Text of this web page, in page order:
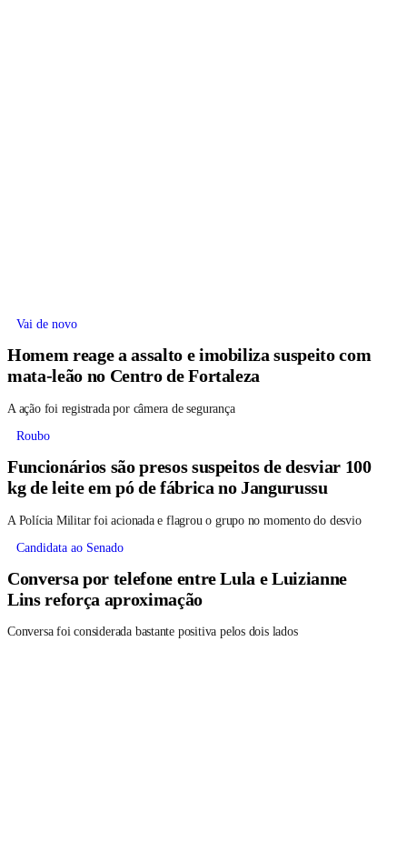
Vai de novo
Homem reage a assalto e imobiliza suspeito com
mata-leão no Centro de Fortaleza
A ação foi registrada por câmera de segurança
Roubo
Funcionários são presos suspeitos de desviar 100
kg de leite em pó de fábrica no Jangurussu
A Polícia Militar foi acionada e flagrou o grupo no momento do desvio
Candidata ao Senado
Conversa por telefone entre Lula e Luizianne
Lins reforça aproximação
Conversa foi considerada bastante positiva pelos dois lados